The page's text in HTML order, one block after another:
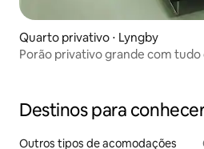
Quarto privativo ⋅ Lyngby
Porão privativo grande com tudo
Destinos para
Outros tipos de acomodações